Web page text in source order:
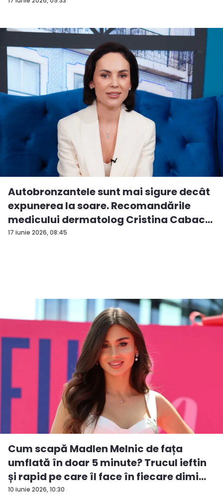
17 iunie 2026, 08:45
Autobronzantele sunt mai sigure decât
expunerea la soare. Recomandările
medicului dermatolog Cristina Cabac
-...
10 iunie 2026, 10:30
Cum scapă Madlen Melnic de fața
umflată în doar 5 minute? Trucul ieftin
și rapid pe care îl face în fiecare dimi...